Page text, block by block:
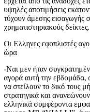
υψηλές αποτιμήσεις
τύχουν άμεσης εισαγωγής
χρηματιστηριακούς δείκτες.
Οι Ελληνες εφοπλιστές
ώρα
-Ναι μεν ήταν
αγορά αυτή την εβδομάδα,
να στείλουν το δικό τους
στρατηγικά και
ελληνικά συμφέροντα